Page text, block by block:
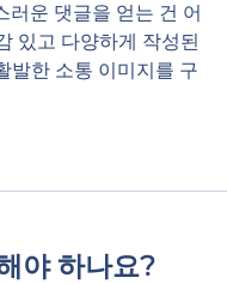
러운 댓글을 얻는 건 어
있고 다양하게 작성된
발한 소통 이미지를 구
야 하나요?